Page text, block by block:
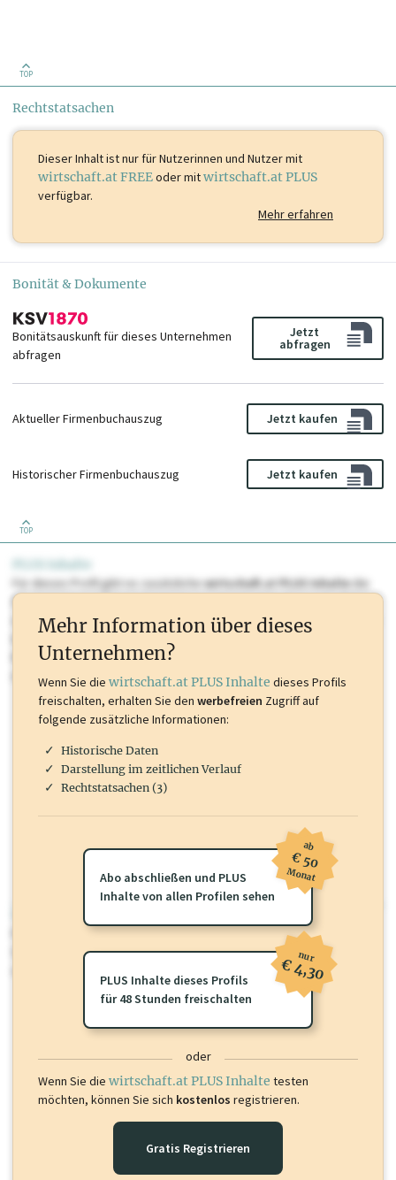
TOP
Rechtstatsachen
Dieser Inhalt istnur für Nutzerinnen und Nutzer mit
wirtschaft.at FREEoder mitwirtschaft.at PLUS
verfügbar.
Mehr erfahren
Bonität & Dokumente
Bonitätsauskunft für dieses Unternehmen
abfragen
Jetzt
abfragen
Aktueller Firmenbuchauszug Jetzt kaufen
Historischer Firmenbuchauszug Jetzt kaufen
TOP
Für dieses Profil gibt es zusätzlichewirtschaft.at PLUS Inhaltedie
Sie momentan nicht einsehen können. Schalten Sie dieses Profil frei
oder loggen Sie sich ein um diese Inhalte zu sehen. wirtschaft.at PLUS
Marken, Patente, Rechtstatsachen, OTS-Aussendungen, und viele
mehr.
Für dieses Profil gibt es zusätzlichewirtschaft.at PLUS Inhalte
Sie momentan nicht einsehen können. Schalten Sie dieses Profil frei
oder loggen Sie sich ein um diese Inhalte zu sehen.
Mehr Information über dieses
Unternehmen?
Wenn Sie die wirtschaft.at PLUS Inhalte dieses Profils
freischalten, erhalten Sie den werbefreien Zugriff auf
folgende zusätzliche Informationen:
Historische Daten
Darstellung im zeitlichen Verlauf
Rechtstatsachen (3)
Abo abschließen und PLUS
Inhalte von allen Profilen sehen
ab
€ 50
Monat
PLUS Inhalte dieses Profils
für 48 Stunden freischalten
nur
€ 4,30
oder
Wenn Sie die wirtschaft.at PLUS Inhalte testen
möchten, können Sie sich kostenlos registrieren.
Gratis Registrieren